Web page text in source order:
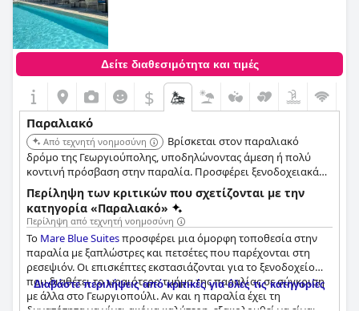
Δείτε διαθεσιμότητα και τιμές
$
Παραλιακό
Από τεχνητή νοημοσύνη
Βρίσκεται στον παραλιακό
δρόμο της Γεωργιούπολης, υποδηλώνοντας άμεση ή πολύ
κοντινή πρόσβαση στην παραλία. Προσφέρει ξενοδοχειακά
καταλύματα σε μια προνομιακή παραθαλάσσια περιοχή.
Περίληψη των κριτικών που σχετίζονται με την
κατηγορία «Παραλιακό»
Περίληψη από τεχνητή νοημοσύνη
Το Mare Blue Suitesπροσφέρει μια όμορφη τοποθεσία στην
παραλία με ξαπλώστρες και πετσέτες που παρέχονται στη
ρεσεψιόν. Οι επισκέπτες εκστασιάζονται για το ξενοδοχείο
που διαθέτει το ωραιότερο τμήμα της παραλίας σε σύγκριση
με άλλα στο Γεωργιοπούλι. Αν και η παραλία έχει τη
Διαβάστε περιλήψεις από κριτικές για όλες τις κατηγορίες